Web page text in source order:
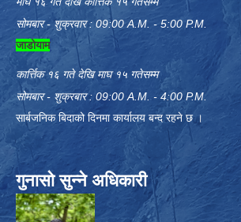
सोमबार - शुक्रवार : 09:00 A.M. - 5:00 P.M.
जाडोयाम
कार्त्तिक १६ गते देखि माघ १५ गतेसम्म
सोमबार - शुक्रबार : 09:00 A.M. - 4:00 P.M.
सार्बजनिक बिदाको दिनमा कार्यालय बन्द रहने छ ।
गुनासो सुन्ने अधिकारी